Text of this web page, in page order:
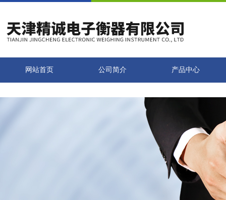
网站首页 公司简介 产品中心